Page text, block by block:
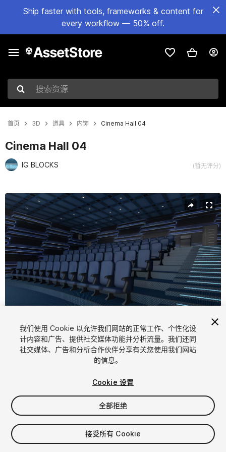
Ship faster with tools, frameworks & content for
every workflow — 50% off.
搜索资源
首页 3D 道具 内饰 Cinema Hall 04
Cinema Hall 04
IG BLOCKS (暂无评分)
当前幻灯片：1 / 8
1/8
$5
增值税将在结算时计算
我们使用 Cookie 以允许我们网站的正常工作、个性化设
计内容和广告、提供社交媒体功能并分析流量。我们还同
社交媒体、广告和分析合作伙伴分享有关您使用我们网站
的信息。
Cookie 设置
全部拒绝
接受所有 Cookie